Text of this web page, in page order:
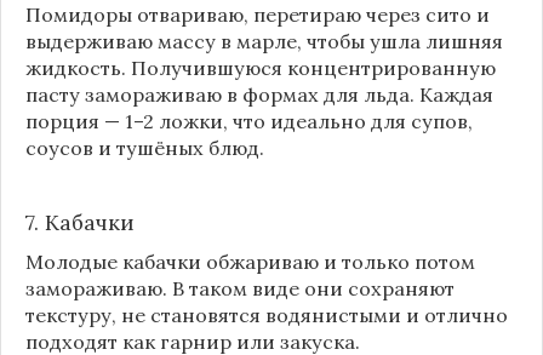
Помидоры отвариваю, перетираю через сито и
выдерживаю массу в марле, чтобы ушла лишняя
жидкость. Получившуюся концентрированную
пасту замораживаю в формах для льда. Каждая
порция — 1–2 ложки, что идеально для супов,
соусов и тушёных блюд.
7. Кабачки
Молодые кабачки обжариваю и только потом
замораживаю. В таком виде они сохраняют
текстуру, не становятся водянистыми и отлично
подходят как гарнир или закуска.